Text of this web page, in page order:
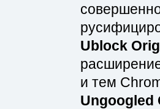
Ublock
и тем
Ungoogled